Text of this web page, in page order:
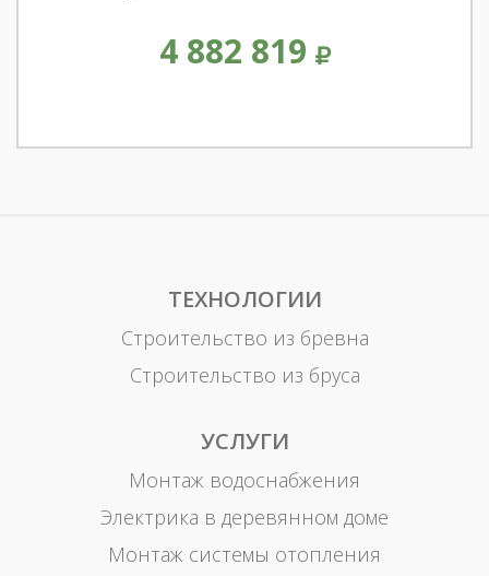
4 882 819
ТЕХНОЛОГИИ
Строительство из бревна
Строительство из бруса
УСЛУГИ
Монтаж водоснабжения
Электрика в деревянном доме
Монтаж системы отопления